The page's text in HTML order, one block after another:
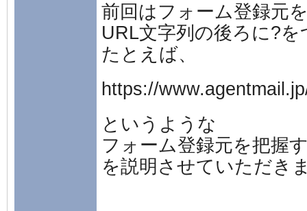
前回はフォーム登録元
URL文字列の後ろに?を
たとえば、
https://
というような
フォーム登録元を把握
を説明させていただき